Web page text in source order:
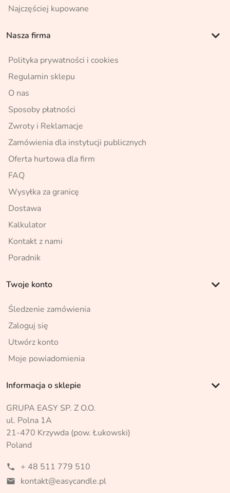
Najczęściej kupowane
Nasza firma keyboard_arrow_down
Polityka prywatności i cookies
Regulamin sklepu
O nas
Sposoby płatności
Zwroty i Reklamacje
Zamówienia dla instytucji publicznych
Oferta hurtowa dla firm
FAQ
Wysyłka za granicę
Dostawa
Kalkulator
Kontakt z nami
Poradnik
Twoje konto keyboard_arrow_down
Śledzenie zamówienia
Zaloguj się
Utwórz konto
Moje powiadomienia
Informacja o sklepie keyboard_arrow_down
GRUPA EASY SP. Z O.O.
ul. Polna 1A
21-470 Krzywda (pow. Łukowski)
Poland
phone + 48 511 779 510
mail kontakt@easycandle.pl